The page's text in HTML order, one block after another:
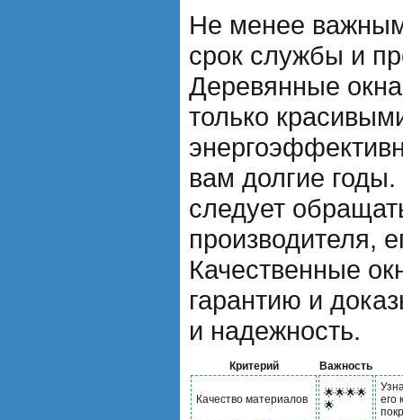
Не менее
срок службы и
Деревянные
только
вам долгие
следует
производителя,
Качественные
гарантию и
и надежность.
Критерий Важность
Качество материалов
🌟🌟🌟🌟
🌟
его